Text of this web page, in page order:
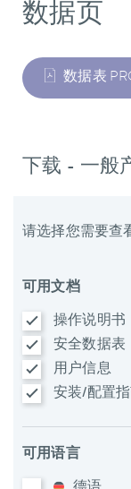
数据页
数据表
下载 - 一般
请选择您需要查
可用文档
操作说明书
安全数据表
用户信息
安装/配置指
可用语言